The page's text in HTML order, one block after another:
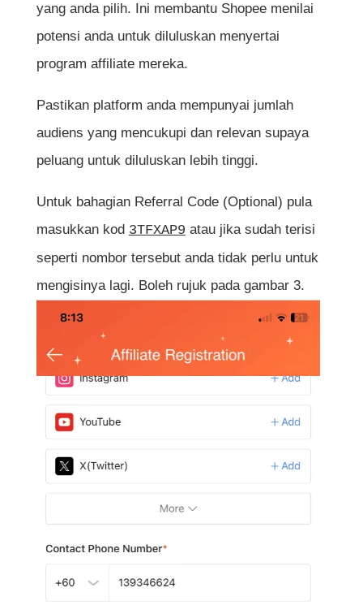
yang anda pilih. Ini membantu Shopee menilai
potensi anda untuk diluluskan menyertai
program affiliate mereka.
Pastikan platform anda mempunyai jumlah
audiens yang mencukupi dan relevan supaya
peluang untuk diluluskan lebih tinggi.
Untuk bahagian Referral Code (Optional) pula
masukkan kod 3TFXAP9 atau jika sudah terisi
seperti nombor tersebut anda tidak perlu untuk
mengisinya lagi. Boleh rujuk pada gambar 3.